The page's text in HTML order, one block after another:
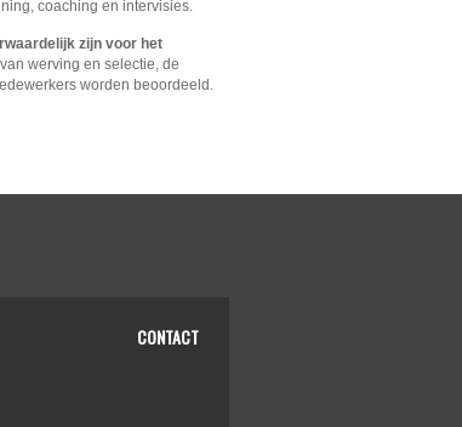
coaching en intervisies.
zijn voor het
werving en selectie, de
worden beoordeeld.
CONTACT